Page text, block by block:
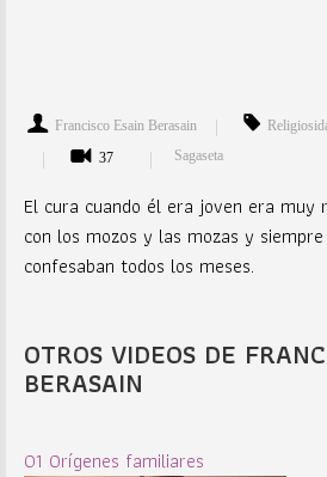
Francisco Esain Berasain
37
Sagaseta
El cura cuando él era joven era muy
con los mozos y las mozas y
confesaban todos los meses.
OTROS VIDEOS DE
BERASAIN
01 Orígenes familiares